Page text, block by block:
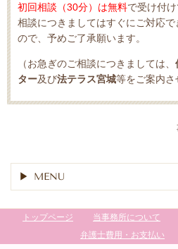
初回相談（30分）は無料で受け付
相談につきましてはすぐにご対応
ので、予めご了承願います。
（お急ぎのご相談につきましては、
ター及び法テラス宮城等をご案内さ
MENU
トップページ 当事務所について
弁護士費用・お支払い